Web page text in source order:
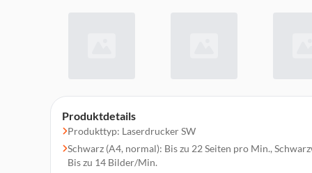
Produktdetails
Produkttyp: Laserdrucker SW
Schwarz (A4, normal): Bis zu 22 Seiten pro Min.,
Bis zu 14 Bilder/Min.